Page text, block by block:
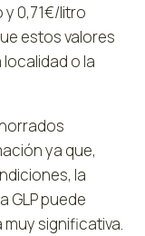
y 0,71€/litro
estos valores
o la
ya que,
la
GLP puede
significativa.